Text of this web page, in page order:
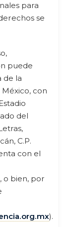
para
se
puede
de la
con
del
C.P.
con el
, o bien, por
).